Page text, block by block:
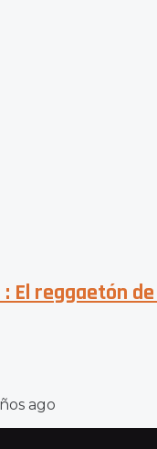
El reggaetón
ago